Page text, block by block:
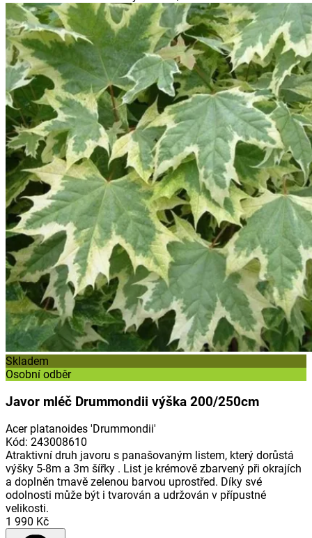
Skladem
Osobní odběr
Javor mléč Drummondii výška 200/250cm
Acer platanoides 'Drummondii'
Kód: 243008610
Atraktivní druh javoru s panašovaným listem, který dorůstá
výšky 5-8m a 3m šířky . List je krémově zbarvený při okrajích
a doplněn tmavě zelenou barvou uprostřed. Díky své
odolnosti může být i tvarován a udržován v přípustné
velikosti.
1 990 Kč